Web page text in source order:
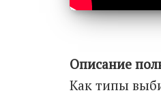
Описание
Как типы